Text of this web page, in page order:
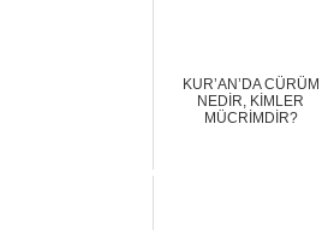
KUR’AN’DA CÜRÜM
NEDİR, KİMLER
MÜCRİMDİR?